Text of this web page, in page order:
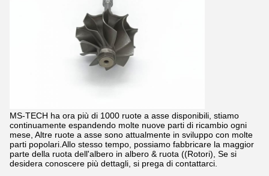
MS-TECH ha ora più di 1000 ruote a asse disponibili, stiamo
continuamente espandendo molte nuove parti di ricambio ogni
mese, Altre ruote a asse sono attualmente in sviluppo con molte
parti popolari.Allo stesso tempo, possiamo fabbricare la maggior
parte della ruota dell'albero in albero & ruota ((Rotori), Se si
desidera conoscere più dettagli, si prega di contattarci.